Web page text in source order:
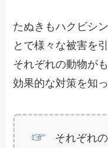
たぬきもハクビシ
とで様々な被害を
それぞれの動物が
効果的な対策を知
それぞれ